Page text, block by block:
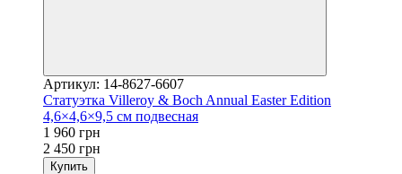
Артикул: 14-8627-6607
Статуэтка Villeroy & Boch Annual Easter Edition
4,6×4,6×9,5 см подвесная
1 960 грн
2 450 грн
Купить